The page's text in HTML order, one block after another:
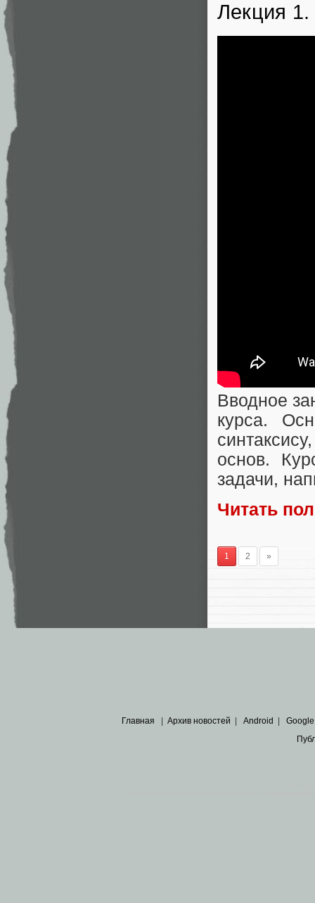
Лекция
Вводное
курса.
основ.
задачи,
Читать
1 2 »
Главная Архив новостей Android Google